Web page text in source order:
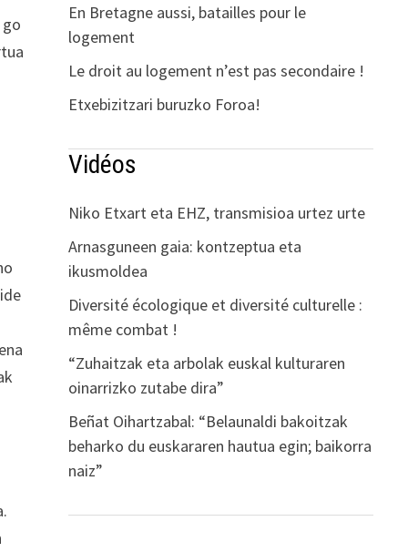
En Bretagne aussi, batailles pour le
logement
Le droit au logement n’est pas secondaire !
Etxebizitzari buruzko Foroa!
Vidéos
Niko Etxart eta EHZ, transmisioa urtez urte
Arnasguneen gaia: kontzeptua eta
ikusmoldea
Diversité écologique et diversité culturelle :
même combat !
“Zuhaitzak eta arbolak euskal kulturaren
oinarrizko zutabe dira”
Beñat Oihartzabal: “Belaunaldi bakoitzak
beharko du euskararen hautua egin; baikorra
naiz”